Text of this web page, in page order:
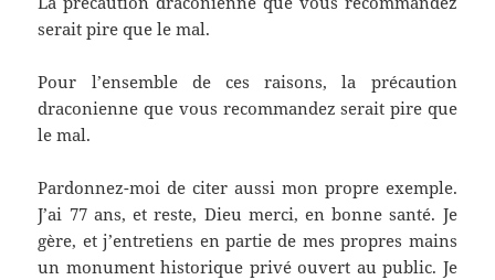
serait pire que le mal.
Pour l’ensemble de ces raisons, la précaution
draconienne que vous recommandez serait pire que
le mal.
Pardonnez-moi de citer aussi mon propre exemple.
J’ai 77 ans, et reste, Dieu merci, en bonne santé. Je
gère, et j’entretiens en partie de mes propres mains
un monument historique privé ouvert au public. Je